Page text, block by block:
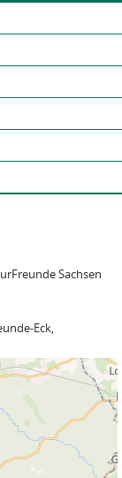
Sachsen
Eck,